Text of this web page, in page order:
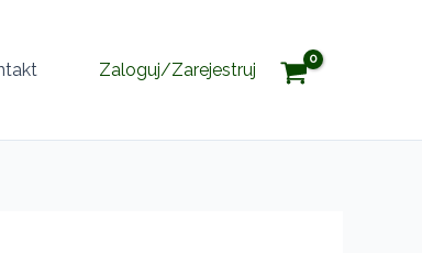
Zaloguj/Zarejestruj